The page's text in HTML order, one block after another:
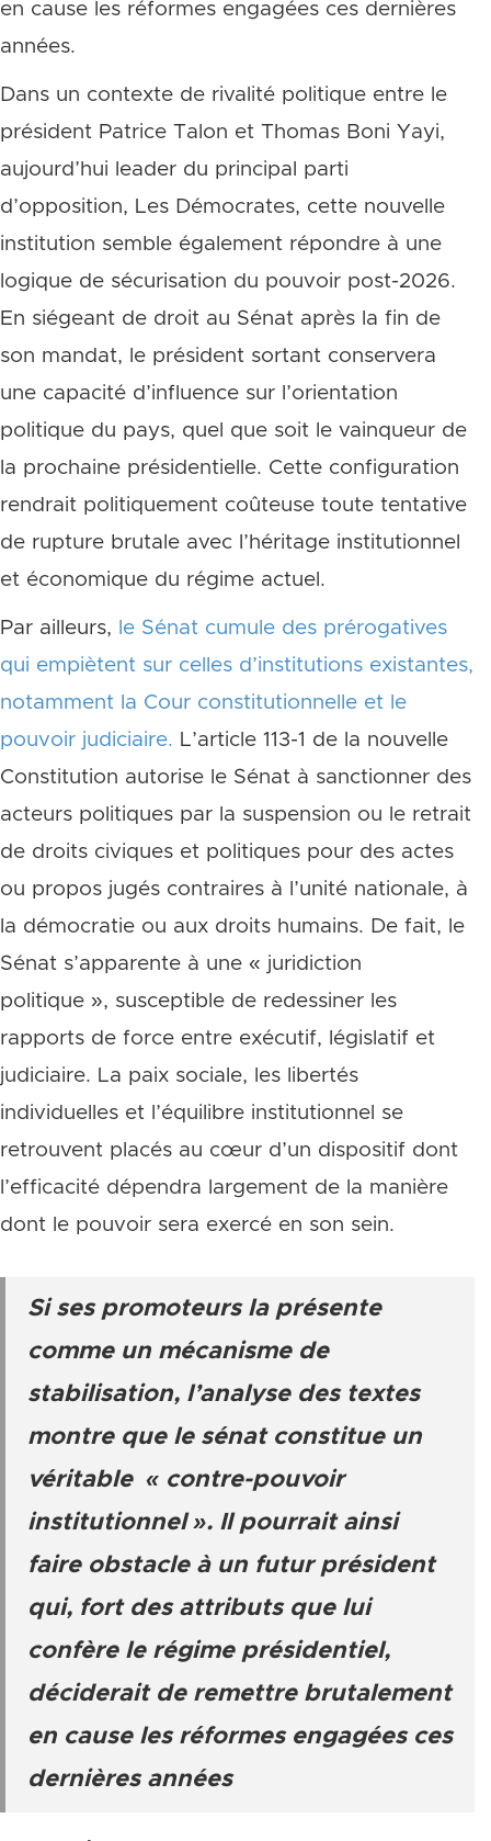
en cause les réformes engagées ces dernières
années.
Dans un contexte de rivalité politique entre le
président Patrice Talon et Thomas Boni Yayi,
aujourd’hui leader du principal parti
d’opposition, Les Démocrates, cette nouvelle
institution semble également répondre à une
logique de sécurisation du pouvoir post-2026.
En siégeant de droit au Sénat après la fin de
son mandat, le président sortant conservera
une capacité d’influence sur l’orientation
politique du pays, quel que soit le vainqueur de
la prochaine présidentielle. Cette configuration
rendrait politiquement coûteuse toute tentative
de rupture brutale avec l’héritage institutionnel
et économique du régime actuel.
Par ailleurs,
le Sénat cumule des prérogatives
qui empiètent sur celles d’institutions existantes,
notamment la Cour constitutionnelle et le
pouvoir judiciaire. L’article 113-1 de la nouvelle
Constitution autorise le Sénat à sanctionner des
acteurs politiques par la suspension ou le retrait
de droits civiques et politiques pour des actes
ou propos jugés contraires à l’unité nationale, à
la démocratie ou aux droits humains. De fait, le
Sénat s’apparente à une « juridiction
politique », susceptible de redessiner les
rapports de force entre exécutif, législatif et
judiciaire. La paix sociale, les libertés
individuelles et l’équilibre institutionnel se
retrouvent placés au cœur d’un dispositif dont
l’efficacité dépendra largement de la manière
dont le pouvoir sera exercé en son sein.
Si ses promoteurs la présente
comme un mécanisme de
stabilisation, l’analyse des textes
montre que le sénat constitue un
véritable « contre-pouvoir
institutionnel ». Il pourrait ainsi
faire obstacle à un futur président
qui, fort des attributs que lui
confère le régime présidentiel,
déciderait de remettre brutalement
en cause les réformes engagées ces
dernières années